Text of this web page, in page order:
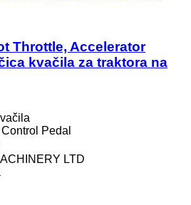
Throttle, Accelerator
kvačila za traktora na
Pedal
LTD